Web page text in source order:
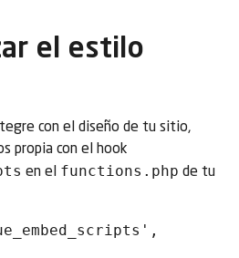
el estilo
con el diseño de tu sitio,
propia con el hook
en el functions.php de tu